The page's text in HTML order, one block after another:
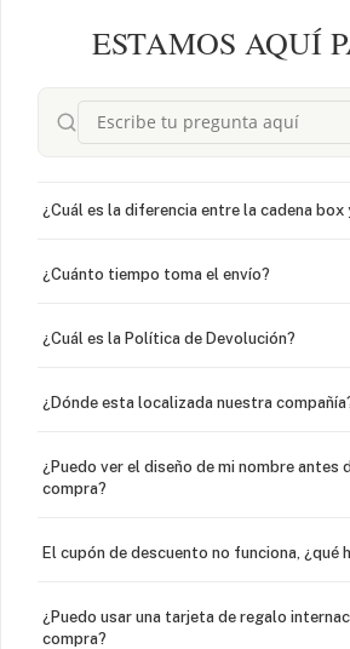
ESTAMOS AQUÍ
¿Cuál es la diferencia entre la cadena box
¿Cuánto tiempo toma el envío?
¿Cuál es la Política de Devolución?
¿Dónde esta localizada nuestra
¿Puedo ver el diseño de mi nombre antes
compra?
El cupón de descuento no funciona, ¿qué
¿Puedo usar una tarjeta de regalo
compra?